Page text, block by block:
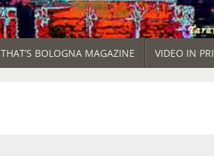
THAT’S BOLOGNA MAGAZINE VIDEO IN